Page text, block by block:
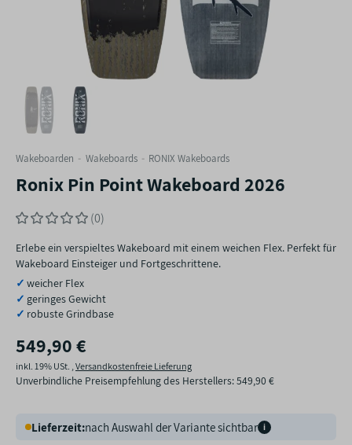
Wakeboarden Wakeboards RONIX Wakeboards
Ronix Pin Point Wakeboard 2026
(0)
Erlebe ein verspieltes Wakeboard mit einem weichen Flex. Perfekt für
Wakeboard Einsteiger und Fortgeschrittene.
weicher Flex
geringes Gewicht
robuste Grindbase
549,90 €
inkl. 19% USt. ,Versandkostenfreie Lieferung
Unverbindliche Preisempfehlung des Herstellers:549,90 €
Lieferzeit:nach Auswahl der Variante sichtbar i